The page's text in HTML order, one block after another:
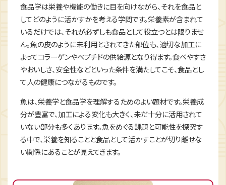
食品学は栄養や機能の働きに目を向けながら、それを食品と
してどのように活かすかを考える学問です。栄養素が含まれて
いるだけでは、それが必ずしも食品として役立つとは限りませ
ん。魚の皮のように未利用とされてきた部位も、適切な加工に
よってコラーゲンやペプチドの供給源となり得ます。食べやすさ
やおいしさ、安全性などといった条件を満たしてこそ、食品とし
て人の健康につながるものです。
魚は、栄養学と食品学を理解するためのよい題材です。栄養成
分が豊富で、加工による変化も大きく、未だ十分に活用されて
いない部分も多くあります。魚をめぐる課題と可能性を探究す
る中で、栄養を知ることと食品として活かすことが切り離せな
い関係にあることが見えてきます。